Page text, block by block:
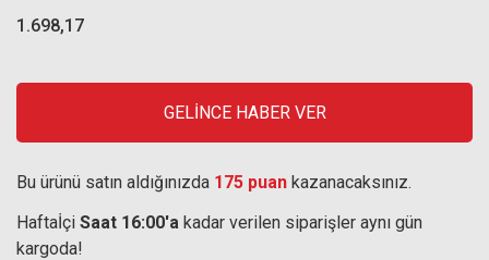
1.698,17
GELİNCE HABER VER
Bu ürünü satın aldığınızda 175 puan kazanacaksınız.
Haftaİçi Saat 16:00'a kadar verilen siparişler aynı gün
kargoda!